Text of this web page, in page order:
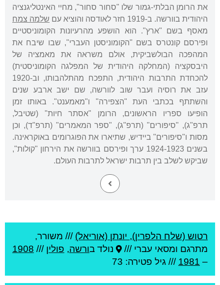
את הרומן הבלתי-גמור שלו "סחור סחור", מחיי האינטליגנציה
היהודית בוורשה. ב-1919 חזר לאודסה והוציא עם
שלמה צמח
מאסף בשם "ארץ". הוא הושפע מהרעיונות הקומוניסטיים
ופירסם קונטרס בשם "הקומוניסטן העברי", שבו שיבח את
המהפכה הבולשביקית, אולם משראה את מאמציה של
היבסקציה (המחלקה היהודית של המפלגה הקומוניסטית)
להכחדת התרבות היהודית, התפכח מהתלהבותו, וב-1920
עזב את רוסיה ועבר שוב לוורשה, שם ישב ארבע שנים
והשתתף בכתבי העת "הצפירה" ו"מאמענט". באותו זמן
הופיעו ספריו הראשונים, הרומן "אסתר חיות" (שטיבל,
תרפ"ג), "סיפורים" (תרפ"ג), "ספר המאמרים" (תרפ"ד), וכן
מסות ו"סיפורים" ביידיש, שתיארו את הפוגרומים באוקראינה.
בשנים 1924-1923 ערך ופירסם בוורשה את הירחון "קולות",
שביקש לשלב בין תרבות ישראל לתרבות העולם.
רטוש (שלח הלפרין), יונתן (אוריאל) /// משורר,
מתרגם ומסאי עברי ///
נולד בורשה, פולין ///
1908
–
1981 /// גיל פטירה: 73